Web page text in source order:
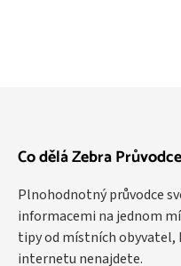
Co dělá Zebra
Plnohodnotný průvodce
informacemi na jednom
tipy od místních obyvatel,
internetu nenajdete.